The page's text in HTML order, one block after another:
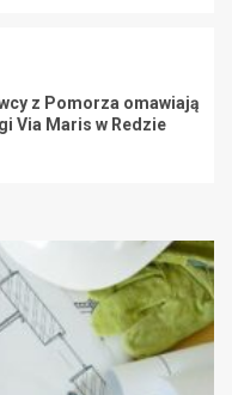
z Pomorza omawiają
Via Maris w Redzie